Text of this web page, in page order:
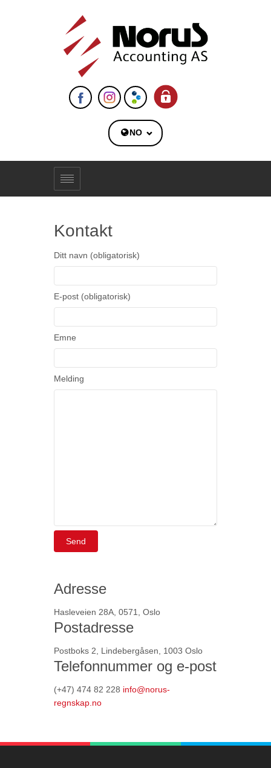
NO
Kontakt
Ditt navn (obligatorisk)
E-post (obligatorisk)
Emne
Melding
Adresse
Hasleveien 28A, 0571, Oslo
Postadresse
Postboks 2, Lindebergåsen, 1003 Oslo
Telefonnummer og e-post
(+47) 474 82 228 info@norus-
regnskap.no